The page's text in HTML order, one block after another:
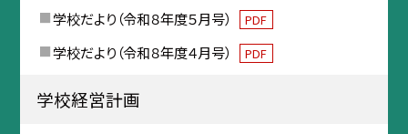
学校だより（令和８年度５月号）
PDF
学校だより（令和８年度４月号） PDF
学校経営計画